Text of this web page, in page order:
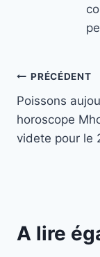
de
l’article
PRÉCÉDENT
Poissons
horoscope
videte pour le
A lire